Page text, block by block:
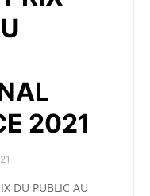
2021
DU PUBLIC AU